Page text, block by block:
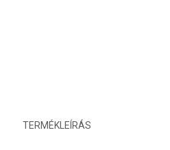
TERMÉKLEÍRÁS